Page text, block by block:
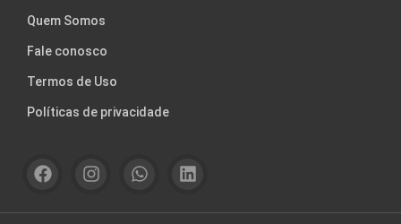
Quem Somos
Fale conosco
Termos de Uso
Políticas de privacidade